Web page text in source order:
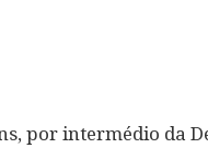
por intermédio da